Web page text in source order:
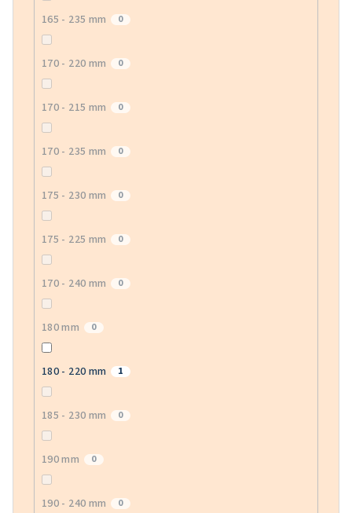
165 - 235 mm 0
170 - 220 mm 0
170 - 215 mm 0
170 - 235 mm 0
175 - 230 mm 0
175 - 225 mm 0
170 - 240 mm 0
180 mm 0
180 - 220 mm 1
185 - 230 mm 0
190 mm 0
190 - 240 mm 0